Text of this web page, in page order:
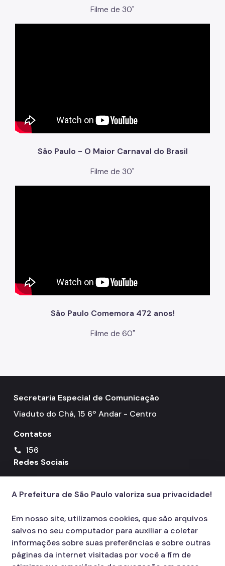
Filme de 30"
São Paulo - O Maior Carnaval do Brasil
Filme de 30"
São Paulo Comemora 472 anos!
Filme de 60"
Secretaria Especial de Comunicação
Viaduto do Chá, 15 6º Andar - Centro
Contatos
call
156
Redes Sociais
A Prefeitura de São Paulo valoriza sua privacidade!
Em nosso site, utilizamos cookies, que são arquivos
salvos no seu computador para auxiliar a coletar
informações sobre suas preferências e sobre outras
páginas da internet visitadas por você a fim de